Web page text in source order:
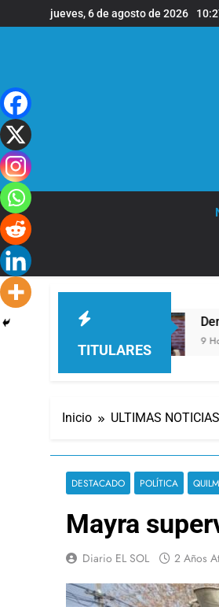
al
jueves, 6 de agosto de 2026
TITULARES
Denunciaron
9 Horas Atrás
Inicio ULTIMAS NOTICIAS
DESTACADO POLÍTICA
Mayra
Diario EL SOL 2 Años